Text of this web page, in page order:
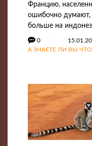
Францию,
ошибочно думают,
больше на
0
А ЗНАЕТЕ ЛИ ВЫ